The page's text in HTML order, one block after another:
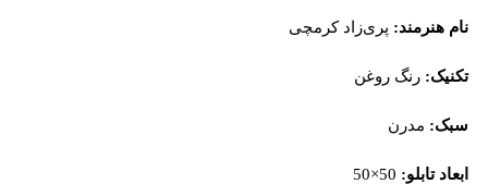
نام هنرمند: پری‌زاد کرمچی
تکنیک: رنگ روغن
سبک: مدرن
ابعاد تابلو: